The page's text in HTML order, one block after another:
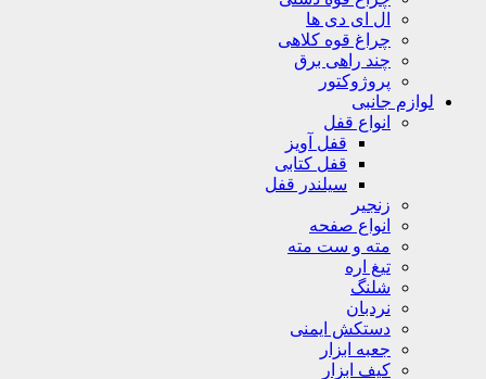
ال ای دی ها
چراغ قوه کلاهی
چند راهی برق
پروژوکتور
لوازم جانبی
انواع قفل
قفل آویز
قفل کتابی
سیلندر قفل
زنجیر
انواع صفحه
مته و ست مته
تیغ اره
شلنگ
نردبان
دستکش ایمنی
جعبه ابزار
کیف ابزار